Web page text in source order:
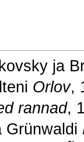
ja
Orlov,
rannad,
Grünwaldi